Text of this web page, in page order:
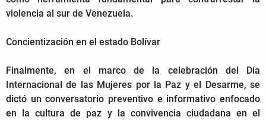
violencia al sur de Venezuela.
Concientización en el estado Bolívar
Finalmente, en el marco de la celebración del Día
Internacional de las Mujeres por la Paz y el Desarme, se
dictó un conversatorio preventivo e informativo enfocado
en la cultura de paz y la convivencia ciudadana en el